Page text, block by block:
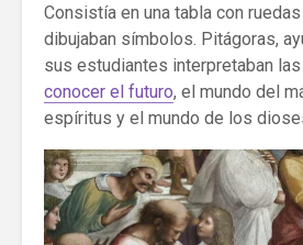
Consistía en una tabla con
dibujaban símbolos. Pitágoras,
sus estudiantes interpretaban
conocer el futuro, el mundo del
espíritus y el mundo de los